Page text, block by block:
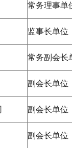
常务理事单
监事长单位
常务副会长
副会长单位
副会长单位
副会长单位